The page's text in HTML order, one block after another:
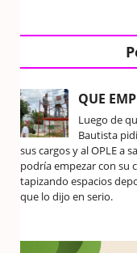
QUE
Luego de
Bautista
sus cargos y al OPLE a
podría empezar con su
tapizando espacios
que lo dijo en serio.